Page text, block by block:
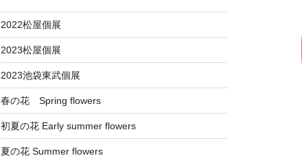
ョ
ン
2022松屋個展
2023松屋個展
2023池袋東武個展
春の花 Spring flowers
初夏の花 Early summer flowers
夏の花 Summer flowers